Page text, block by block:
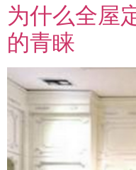
为什么全屋
的青睐